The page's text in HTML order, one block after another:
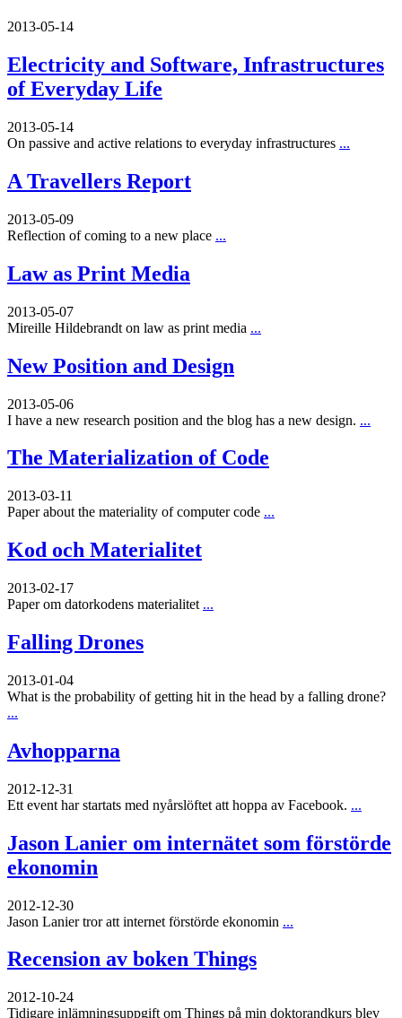
2013-05-14
Electricity and Software, Infrastructures
of Everyday Life
2013-05-14
On passive and active relations to everyday infrastructures ...
A Travellers Report
2013-05-09
Reflection of coming to a new place ...
Law as Print Media
2013-05-07
Mireille Hildebrandt on law as print media ...
New Position and Design
2013-05-06
I have a new research position and the blog has a new design. ...
The Materialization of Code
2013-03-11
Paper about the materiality of computer code ...
Kod och Materialitet
2013-02-17
Paper om datorkodens materialitet ...
Falling Drones
2013-01-04
What is the probability of getting hit in the head by a falling drone?
...
Avhopparna
2012-12-31
Ett event har startats med nyårslöftet att hoppa av Facebook. ...
Jason Lanier om internätet som förstörde
ekonomin
2012-12-30
Jason Lanier tror att internet förstörde ekonomin ...
Recension av boken Things
2012-10-24
Tidigare inlämningsuppgift om Things på min doktorandkurs blev